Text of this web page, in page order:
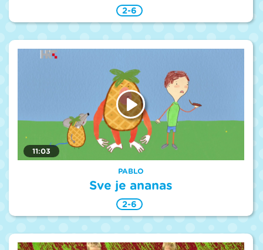
2-6
11:03
PABLO
Sve je ananas
2-6